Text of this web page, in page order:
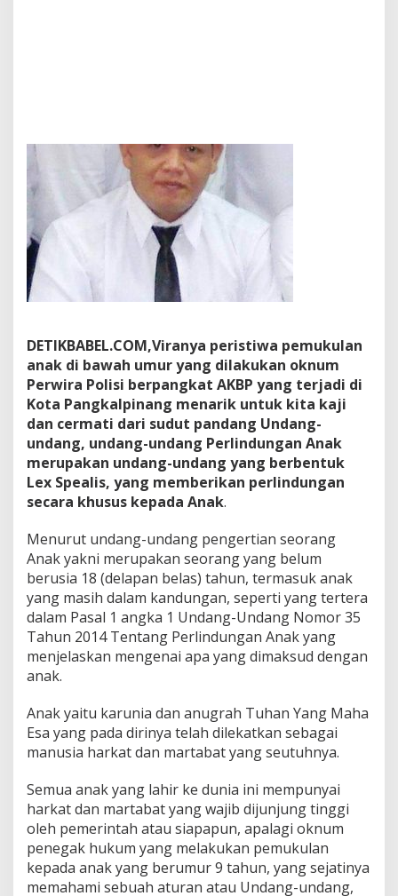
K
E
P
A
D
A
K
DETIKBABEL.COM,Viranya peristiwa pemukulan
anak di bawah umur yang dilakukan oknum
Perwira Polisi berpangkat AKBP yang terjadi di
Kota Pangkalpinang menarik untuk kita kaji
dan cermati dari sudut pandang Undang-
undang, undang-undang Perlindungan Anak
merupakan undang-undang yang berbentuk
Lex Spealis, yang memberikan perlindungan
secara khusus kepada Anak.
Menurut undang-undang pengertian seorang
Anak yakni merupakan seorang yang belum
berusia 18 (delapan belas) tahun, termasuk anak
yang masih dalam kandungan, seperti yang tertera
dalam Pasal 1 angka 1 Undang-Undang Nomor 35
Tahun 2014 Tentang Perlindungan Anak yang
menjelaskan mengenai apa yang dimaksud dengan
anak.
Anak yaitu karunia dan anugrah Tuhan Yang Maha
Esa yang pada dirinya telah dilekatkan sebagai
manusia harkat dan martabat yang seutuhnya.
Semua anak yang lahir ke dunia ini mempunyai
harkat dan martabat yang wajib dijunjung tinggi
oleh pemerintah atau siapapun, apalagi oknum
penegak hukum yang melakukan pemukulan
kepada anak yang berumur 9 tahun, yang sejatinya
memahami sebuah aturan atau Undang-undang,